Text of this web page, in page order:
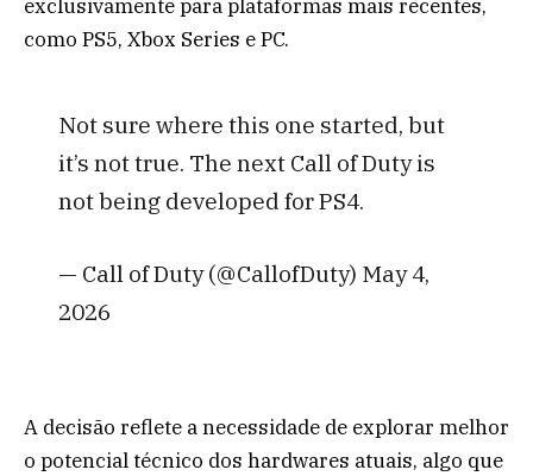
exclusivamente para plataformas mais recentes,
como PS5, Xbox Series e PC.
Not sure where this one started, but
it’s not true. The next Call of Duty is
not being developed for PS4.
— Call of Duty (@CallofDuty) May 4,
2026
A decisão reflete a necessidade de explorar melhor
o potencial técnico dos hardwares atuais, algo que